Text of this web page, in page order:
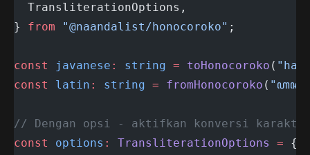
  TransliterationOptions,
} from "@naandalist/honocoroko" ;
const javanese : string = toHonocoroko (
const
latin : string = fromHonocoroko (
// Dengan opsi - aktifkan konversi karakter
const
options : TransliterationOptions = {